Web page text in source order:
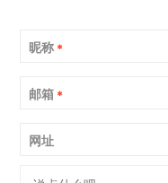
昵称 *
邮箱 *
网址